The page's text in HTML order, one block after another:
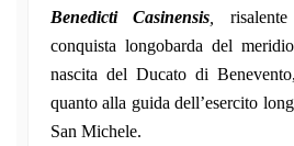
Benedicti Casinensis
conquista longobarda del
nascita del Ducato di
quanto alla guida dell’esercito
San Michele.